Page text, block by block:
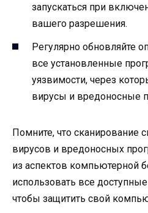
запускаться при
вашего разрешения.
Регулярно обновляйте
все установленные
уязвимости, через
вирусы и вредоносные
Помните, что сканирование
вирусов и вредоносных
из аспектов компьютерной
использовать все
чтобы защитить свой